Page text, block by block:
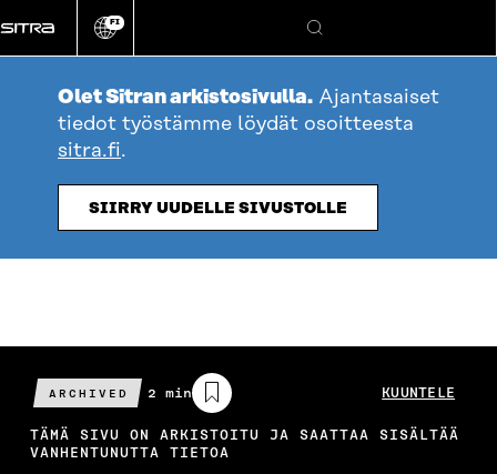
suoraan
sisältöön
Vaihda
kieli
FI
Hae
Olet Sitran arkistosivulla. Ajantasaiset
tiedot työstämme löydät osoitteesta
sitra.fi.
SIIRRY UUDELLE SIVUSTOLLE
ARCHIVED
Arvioitu
lukuaika
2 min KUUNTELE
TÄMÄ SIVU ON ARKISTOITU JA SAATTAA SISÄLTÄÄ
VANHENTUNUTTA TIETOA